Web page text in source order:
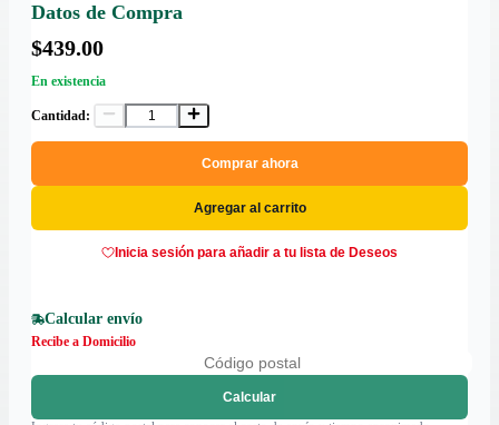
Datos de Compra
$439.00
En existencia
Cantidad:
Comprar ahora
Agregar al carrito
Inicia sesión para añadir a tu lista de Deseos
Calcular envío
Recibe a Domicilio
Calcular